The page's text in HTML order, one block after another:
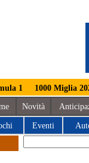
1 1000 Miglia
Novità
Eventi